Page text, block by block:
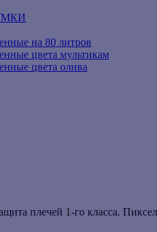
на 80 литров
цвета мультикам
цвета олива
плечей 1-го класса.